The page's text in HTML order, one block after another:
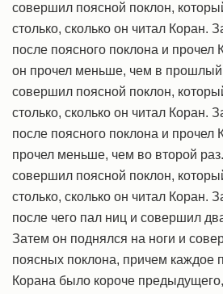
совершил поясной поклон,
столько, сколько он читал Коран.
после поясного поклона и прочел
он прочел меньше, чем в прошлый
совершил поясной поклон,
столько, сколько он читал Коран.
после поясного поклона и прочел
прочел меньше, чем во второй
совершил поясной поклон,
столько, сколько он читал Коран.
после чего пал ниц и совершил
Затем он поднялся на ноги и
поясных поклона, причем каждое
Корана было короче